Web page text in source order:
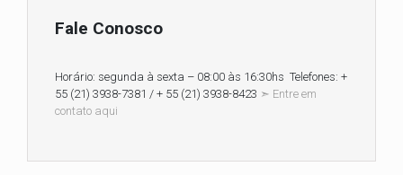
Fale Conosco
Horário: segunda à sexta – 08:00 às 16:30hs Telefones: +
55 (21) 3938-7381 / + 55 (21) 3938-8423 ➣ Entre em
contato aqui